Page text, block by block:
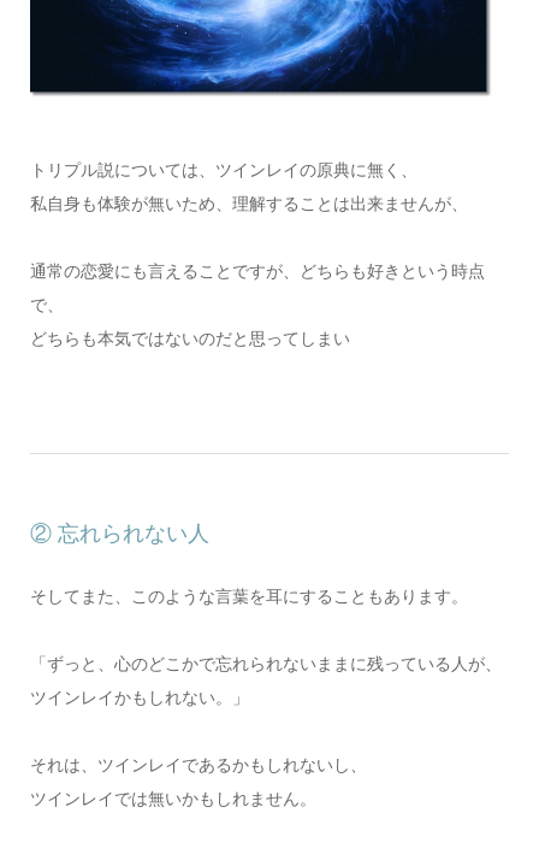
トリプル説については、ツインレイの原典に無く、
私自身も体験が無いため、理解することは出来ませんが、
通常の恋愛にも言えることですが、どちらも好きという時点
で、
どちらも本気ではないのだと思ってしまい
② 忘れられない人
そしてまた、このような言葉を耳にすることもあります。
「ずっと、心のどこかで忘れられないままに残っている人が、
ツインレイかもしれない。」
それは、ツインレイであるかもしれないし、
ツインレイでは無いかもしれません。